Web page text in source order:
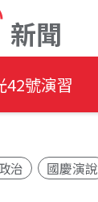
新聞
42號演習
治 國慶演說